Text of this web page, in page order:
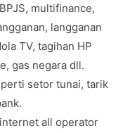
multifinance,
langganan
TV, tagihan HP
gas negara dll.
setor tunai, tarik
all operator